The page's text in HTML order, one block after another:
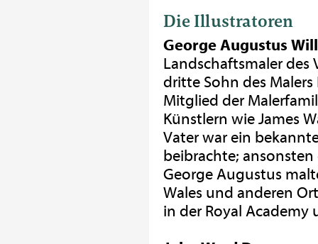
Die Illustratoren
George Augustus
Landschaftsmaler des
dritte Sohn des
Mitglied der
Künstlern wie James
Vater war ein
beibrachte;
George Augustus
Wales und anderen
in der Royal